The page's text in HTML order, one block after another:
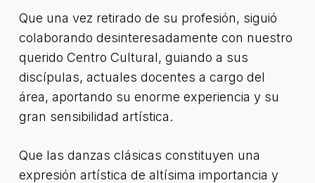
Que una vez retirado de su profesión, siguió
colaborando desinteresadamente con nuestro
querido Centro Cultural, guiando a sus
discípulas, actuales docentes a cargo del
área, aportando su enorme experiencia y su
gran sensibilidad artística.
Que las danzas clásicas constituyen una
expresión artística de altísima importancia y